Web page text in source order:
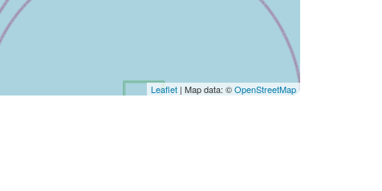
Leaflet | Map data: ©OpenStreetMap